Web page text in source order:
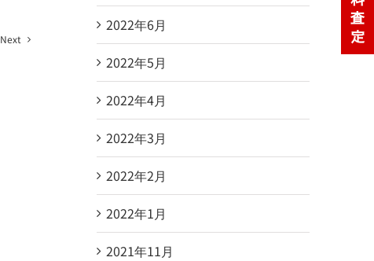
Next
2022年6月
2022年5月
2022年4月
2022年3月
2022年2月
2022年1月
2021年11月